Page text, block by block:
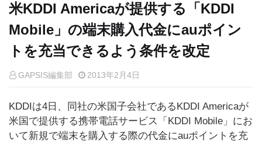
米KDDI Americaが提供する「KDDI
Mobile」の端末購入代金にauポイン
トを充当できるよう条件を改定
GAPSIS編集部 2013年2月4日
KDDIは4日、同社の米国子会社であるKDDI Americaが
米国で提供する携帯電話サービス「KDDI Mobile」にお
いて新規で端末を購入する際の代金にauポイントを充